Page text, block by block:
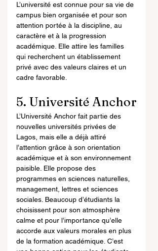
L’université est connue pour sa vie de
campus bien organisée et pour son
attention portée à la discipline, au
caractère et à la progression
académique. Elle attire les familles
qui recherchent un établissement
privé avec des valeurs claires et un
cadre favorable.
5. Université Anchor
L’Université Anchor fait partie des
nouvelles universités privées de
Lagos, mais elle a déjà attiré
l’attention grâce à son orientation
académique et à son environnement
paisible. Elle propose des
programmes en sciences naturelles,
management, lettres et sciences
sociales. Beaucoup d’étudiants la
choisissent pour son atmosphère
calme et pour l’importance qu’elle
accorde aux valeurs morales en plus
de la formation académique. C’est